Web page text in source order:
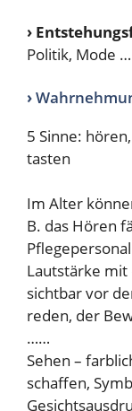
›
Politik, Mode …
›
5 Sinne:
tasten
Im Alter
B. das Hören
Lautstärke mit
sichtbar vor
reden, der
……
Sehen –
schaffen,